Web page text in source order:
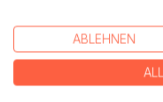
ein Wettlauf mit der
Geheimnisvoll,
ABLEHNEN